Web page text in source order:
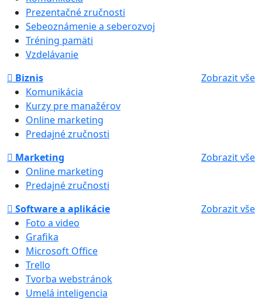
Prezentačné zručnosti
Sebeoznámenie a seberozvoj
Tréning pamäti
Vzdelávanie
Biznis
Zobrazit vše
Komunikácia
Kurzy pre manažérov
Online marketing
Predajné zručnosti
Marketing
Zobrazit vše
Online marketing
Predajné zručnosti
Software a aplikácie
Zobrazit vše
Foto a video
Grafika
Microsoft Office
Trello
Tvorba webstránok
Umelá inteligencia